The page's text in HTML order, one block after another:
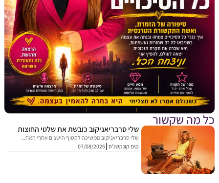
שקשור
שלי סרבריאניקוב כובשת את שלטי החוצות
שלי סרבריאניקוב ממשיכה לקטוף הישגים אחרי האח...
קים קונקשנ'ס 07/08/2026